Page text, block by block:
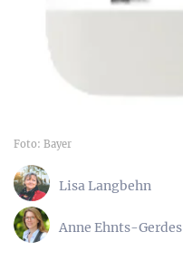
Foto: Bayer
Lisa Langbehn
Anne Ehnts-Gerdes